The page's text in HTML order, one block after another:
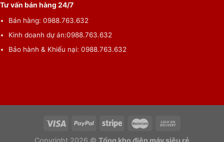
Tư vấn bán hàng 24/7
Bán hàng:0988.763.632
Kinh doanh dự án:0988.763.632
Bảo hành & Khiếu nại:0988.763.632